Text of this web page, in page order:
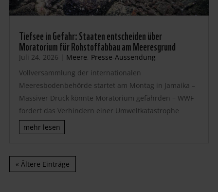
Tiefsee in Gefahr: Staaten entscheiden über
Moratorium für Rohstoffabbau am Meeresgrund
Juli 24, 2026 | Meere, Presse-Aussendung
Vollversammlung der internationalen
Meeresbodenbehörde startet am Montag in Jamaika –
Massiver Druck könnte Moratorium gefährden – WWF
fordert das Verhindern einer Umweltkatastrophe
mehr lesen
« Ältere Einträge